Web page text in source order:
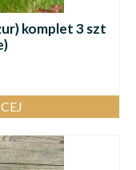
komplet 3 szt